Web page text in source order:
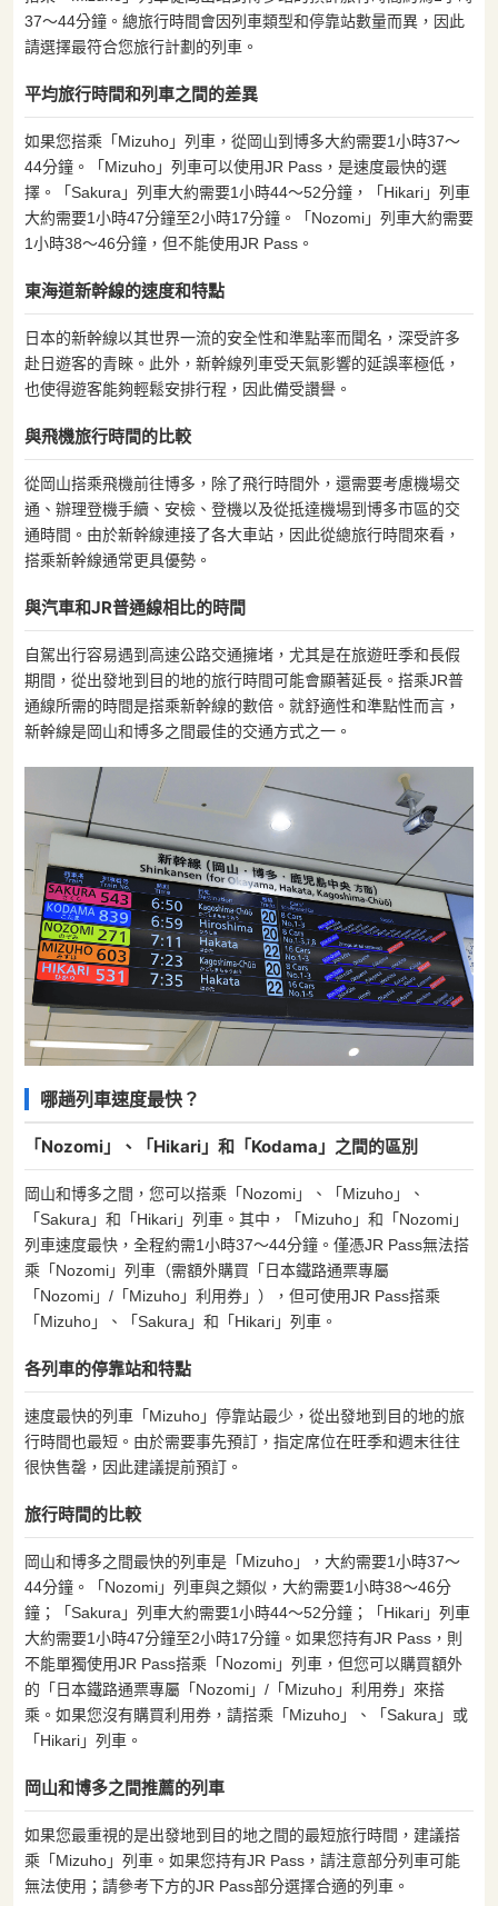
37〜44分鐘。總旅行時間會因列車類型和停靠站數量而異，因此
請選擇最符合您旅行計劃的列車。
平均旅行時間和列車之間的差異
如果您搭乘「Mizuho」列車，從岡山到博多大約需要1小時37〜
44分鐘。「Mizuho」列車可以使用JR Pass，是速度最快的選
擇。「Sakura」列車大約需要1小時44〜52分鐘，「Hikari」列車
大約需要1小時47分鐘至2小時17分鐘。「Nozomi」列車大約需要
1小時38〜46分鐘，但不能使用JR Pass。
東海道新幹線的速度和特點
日本的新幹線以其世界一流的安全性和準點率而聞名，深受許多
赴日遊客的青睞。此外，新幹線列車受天氣影響的延誤率極低，
也使得遊客能夠輕鬆安排行程，因此備受讚譽。
與飛機旅行時間的比較
從岡山搭乘飛機前往博多，除了飛行時間外，還需要考慮機場交
通、辦理登機手續、安檢、登機以及從抵達機場到博多市區的交
通時間。由於新幹線連接了各大車站，因此從總旅行時間來看，
搭乘新幹線通常更具優勢。
與汽車和JR普通線相比的時間
自駕出行容易遇到高速公路交通擁堵，尤其是在旅遊旺季和長假
期間，從出發地到目的地的旅行時間可能會顯著延長。搭乘JR普
通線所需的時間是搭乘新幹線的數倍。就舒適性和準點性而言，
新幹線是岡山和博多之間最佳的交通方式之一。
哪趟列車速度最快？
「Nozomi」、「Hikari」和「Kodama」之間的區別
岡山和博多之間，您可以搭乘「Nozomi」、「Mizuho」、
「Sakura」和「Hikari」列車。其中，「Mizuho」和「Nozomi」
列車速度最快，全程約需1小時37〜44分鐘。僅憑JR Pass無法搭
乘「Nozomi」列車（需額外購買「日本鐵路通票專屬
「Nozomi」/「Mizuho」利用券」），但可使用JR Pass搭乘
「Mizuho」、「Sakura」和「Hikari」列車。
各列車的停靠站和特點
速度最快的列車「Mizuho」停靠站最少，從出發地到目的地的旅
行時間也最短。由於需要事先預訂，指定席位在旺季和週末往往
很快售罄，因此建議提前預訂。
旅行時間的比較
岡山和博多之間最快的列車是「Mizuho」，大約需要1小時37〜
44分鐘。「Nozomi」列車與之類似，大約需要1小時38〜46分
鐘；「Sakura」列車大約需要1小時44〜52分鐘；「Hikari」列車
大約需要1小時47分鐘至2小時17分鐘。如果您持有JR Pass，則
不能單獨使用JR Pass搭乘「Nozomi」列車，但您可以購買額外
的「日本鐵路通票專屬「Nozomi」/「Mizuho」利用券」來搭
乘。如果您沒有購買利用券，請搭乘「Mizuho」、「Sakura」或
「Hikari」列車。
岡山和博多之間推薦的列車
如果您最重視的是出發地到目的地之間的最短旅行時間，建議搭
乘「Mizuho」列車。如果您持有JR Pass，請注意部分列車可能
無法使用；請參考下方的JR Pass部分選擇合適的列車。